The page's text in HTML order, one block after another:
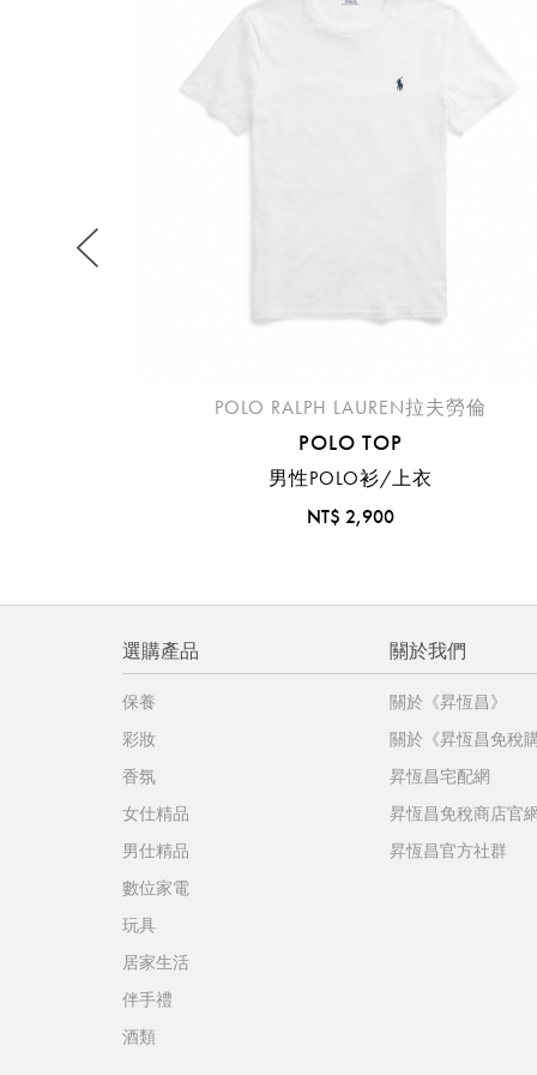
POLO RALPH LAUREN拉夫勞倫
POLO TOP
男性POLO衫/上衣
NT$ 2,900
選購產品
保養
彩妝
香氛
女仕精品
男仕精品
數位家電
玩具
居家生活
伴手禮
酒類
關於我們
關於《昇恆昌》
關於《昇恆昌免稅
昇恆昌宅配網
昇恆昌免稅商店官
昇恆昌官方社群